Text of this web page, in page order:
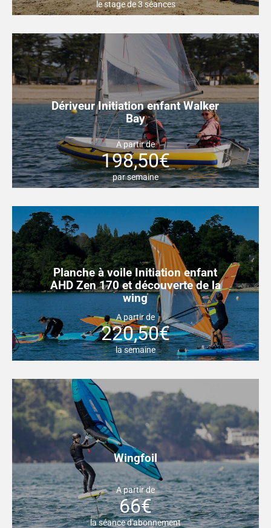
le stage de 3 séances
Dériveur Initiation enfant Walker
Bay
A partir de
198,50€
par semaine
Planche à voile Initiation enfant
AHD Zen 170 et découverte de la
wing
A partir de
220,50€
la semaine
Wingfoil
A partir de
66€
la séance d'abonnement